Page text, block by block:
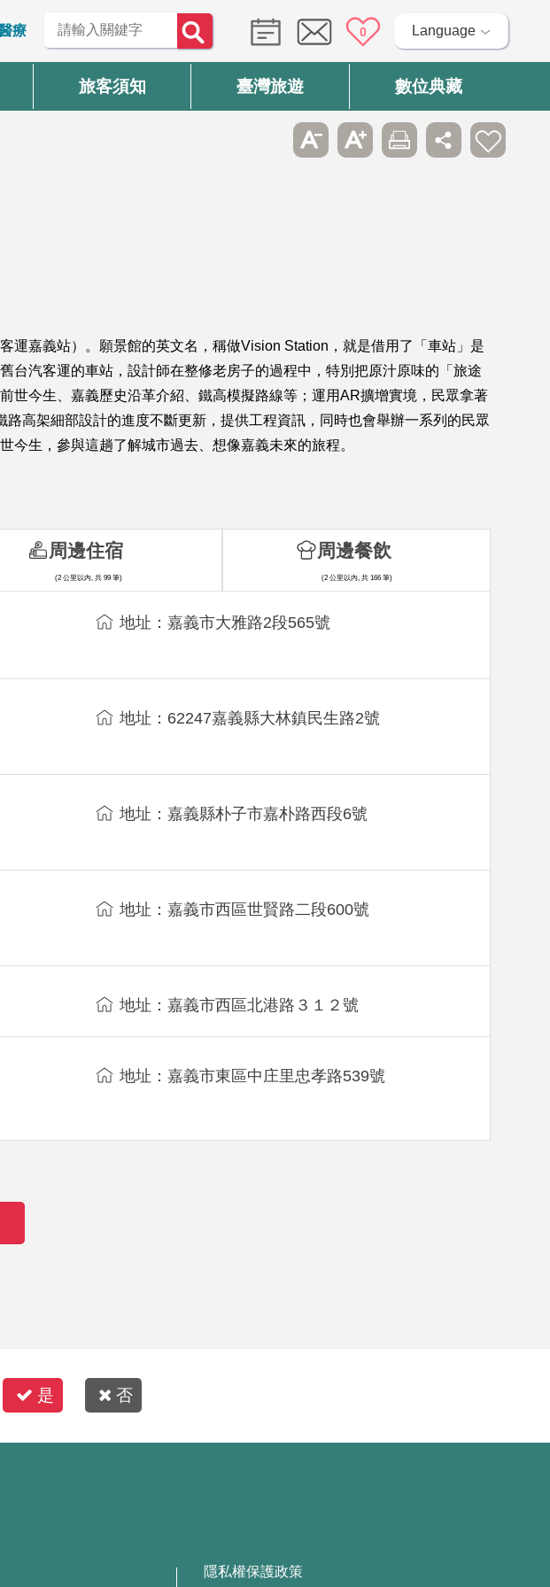
療 0 Language
旅客須知 臺灣旅遊 數位典藏
運嘉義站）。願景館的英文名，稱做Vision Station，就是借用了「車站」是
汽客運的車站，設計師在整修老房子的過程中，特別把原汁原味的「旅途
世今生、嘉義歷史沿革介紹、鐵高模擬路線等；運用AR擴增實境，民眾拿著
高架細部設計的進度不斷更新，提供工程資訊，同時也會舉辦一系列的民眾
生，參與這趟了解城市過去、想像嘉義未來的旅程。
地址：嘉義市大雅路2段565號
地址：62247嘉義縣大林鎮民生路2號
地址：嘉義縣朴子市嘉朴路西段6號
地址：嘉義市西區世賢路二段600號
地址：嘉義市西區北港路３１２號
地址：嘉義市東區中庄里忠孝路539號
周邊住宿
(2 公里以內, 共 99 筆)
周邊餐飲
(2 公里以內, 共 166 筆)
是 否
隱私權保護政策